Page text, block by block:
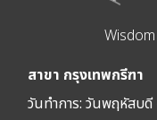
สาขา กรุงเทพกรีฑา
วันทำการ: วันพฤหัสบดี